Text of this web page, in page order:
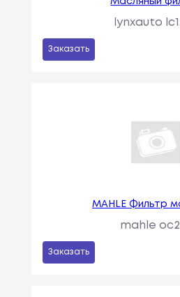
lynxauto
Заказать
MAHLE Фильтр
mahle
Заказать